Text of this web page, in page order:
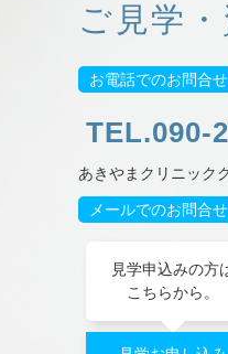
ご見学
お電話でのお問合せ
TEL.090-
あきやまクリニック
メールでのお問合せ
見学申込みの方
こちらから。